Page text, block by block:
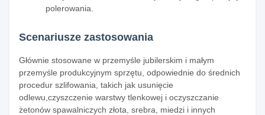
polerowania.
Scenariusze zastosowania
Głównie stosowane w przemyśle jubilerskim i małym
przemyśle produkcyjnym sprzętu, odpowiednie do średnich
procedur szlifowania, takich jak usunięcie
odlewu,czyszczenie warstwy tlenkowej i oczyszczanie
żetonów spawalniczych złota, srebra, miedzi i innych